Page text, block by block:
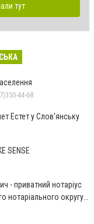
тут
44-68
Естет у Слов'янську
SENSE
- приватний нотаріус
нотаріального округу